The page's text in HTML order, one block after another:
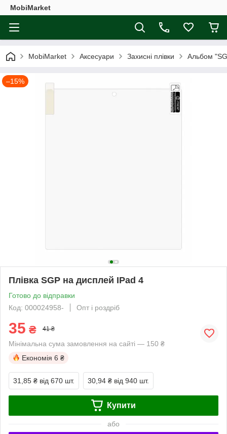
MobiMarket
MobiMarket Аксесуари Захисні плівки Альбом
–15%
Плівка SGP на дисплей IPad 4
Готово до відправки
Код: 000024958-
Опт і роздріб
35 ₴ 41 ₴
Мінімальна сума замовлення на сайті — 150 ₴
Економія 6 ₴
31,85 ₴ від 670 шт. 30,94 ₴ від 940 шт.
Купити
або